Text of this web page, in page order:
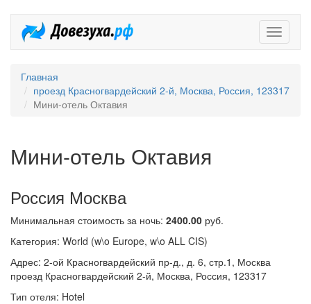
Главная
проезд Красногвардейский 2-й, Москва, Россия, 123317
Мини-отель Октавия
Мини-отель Октавия
Россия Москва
Минимальная стоимость за ночь: 2400.00 руб.
Категория: World (w\o Europe, w\o ALL CIS)
Адрес: 2-ой Красногвардейский пр-д., д. 6, стр.1, Москва
проезд Красногвардейский 2-й, Москва, Россия, 123317
Тип отеля: Hotel